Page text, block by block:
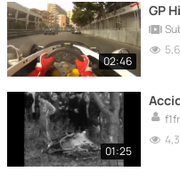
02:46
GP
01:25